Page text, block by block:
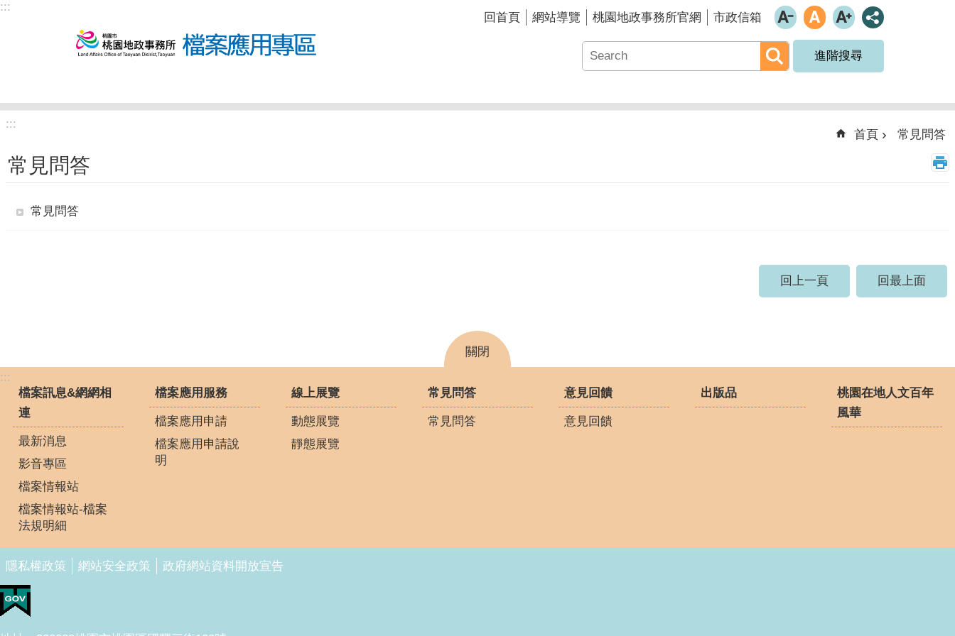
跳到主要內容區塊
:::
回首頁 網站導覽 桃園地政事務所官網 市政信箱
進階搜尋
:::
首頁 常見問答
常見問答
常見問答
回上一頁 回最上面
關閉
:::
檔案訊息&網網相
連
最新消息
影音專區
檔案情報站
檔案情報站-檔案
法規明細
檔案應用服務
檔案應用申請
檔案應用申請說
明
線上展覽
動態展覽
靜態展覽
常見問答
常見問答
意見回饋
意見回饋
出版品
桃園在地人文百年
風華
隱私權政策 網站安全政策 政府網站資料開放宣告